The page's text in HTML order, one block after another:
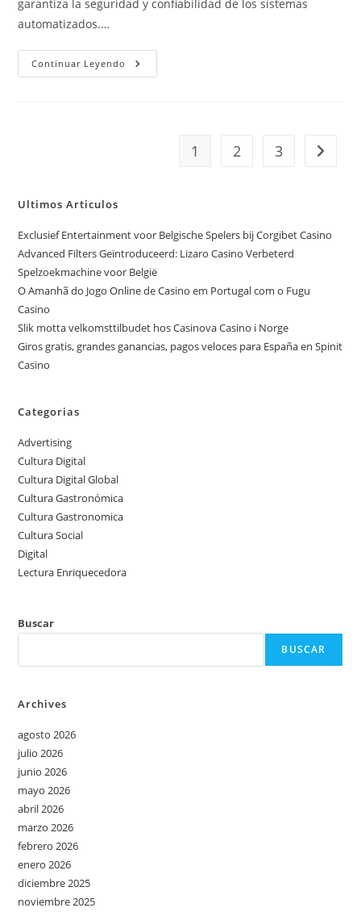
garantiza la seguridad y confiabilidad de los sistemas
automatizados.…
Continuar Leyendo Gestión
De
Automatizados
1 2 3 Ir a la
Ultimos Articulos
Exclusief Entertainment voor Belgische Spelers bij Corgibet Casino
Advanced Filters Geïntroduceerd: Lizaro Casino Verbeterd
Spelzoekmachine voor België
O Amanhã do Jogo Online de Casino em Portugal com o Fugu
Casino
Slik motta velkomsttilbudet hos Casinova Casino i Norge
Giros gratis, grandes ganancias, pagos veloces para España en Spinit
Casino
Categorias
Advertising
Cultura Digital
Cultura Digital Global
Cultura Gastronómica
Cultura Gastronomica
Cultura Social
Digital
Lectura Enriquecedora
Buscar
BUSCAR
Archives
agosto 2026
julio 2026
junio 2026
mayo 2026
abril 2026
marzo 2026
febrero 2026
enero 2026
diciembre 2025
noviembre 2025